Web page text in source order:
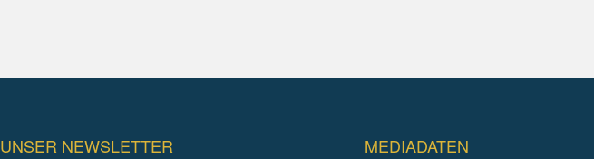
UNSER NEWSLETTER MEDIADATEN